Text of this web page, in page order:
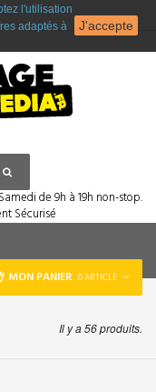
MON PANIER 0 ARTICLE
de 9h à 19h non-stop.
Sécurisé
Il y a 56 produits.
l'utilisation
adaptés à
J'accepte